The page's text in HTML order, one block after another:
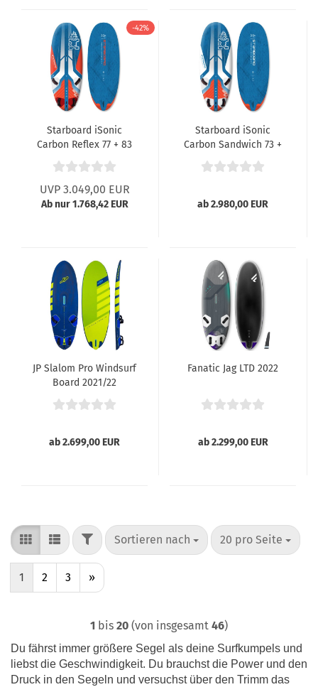
-42%
Starboard iSonic
Carbon Reflex 77 + 83
2022
UVP 3.049,00 EUR
Ab nur 1.768,42 EUR
Starboard iSonic
Carbon Sandwich 73 +
83 2022
ab 2.980,00 EUR
JP Slalom Pro Windsurf
Board 2021/22
ab 2.699,00 EUR
Fanatic Jag LTD 2022
ab 2.299,00 EUR
FILTERSortieren nach
Sortieren nach 20 pro Seite
pro Seite
1 2 3 »
1 bis 20 (von insgesamt 46)
Du fährst immer größere Segel als deine Surfkumpels und
liebst die Geschwindigkeit. Du brauchst die Power und den
Druck in den Segeln und versuchst über den Trimm das